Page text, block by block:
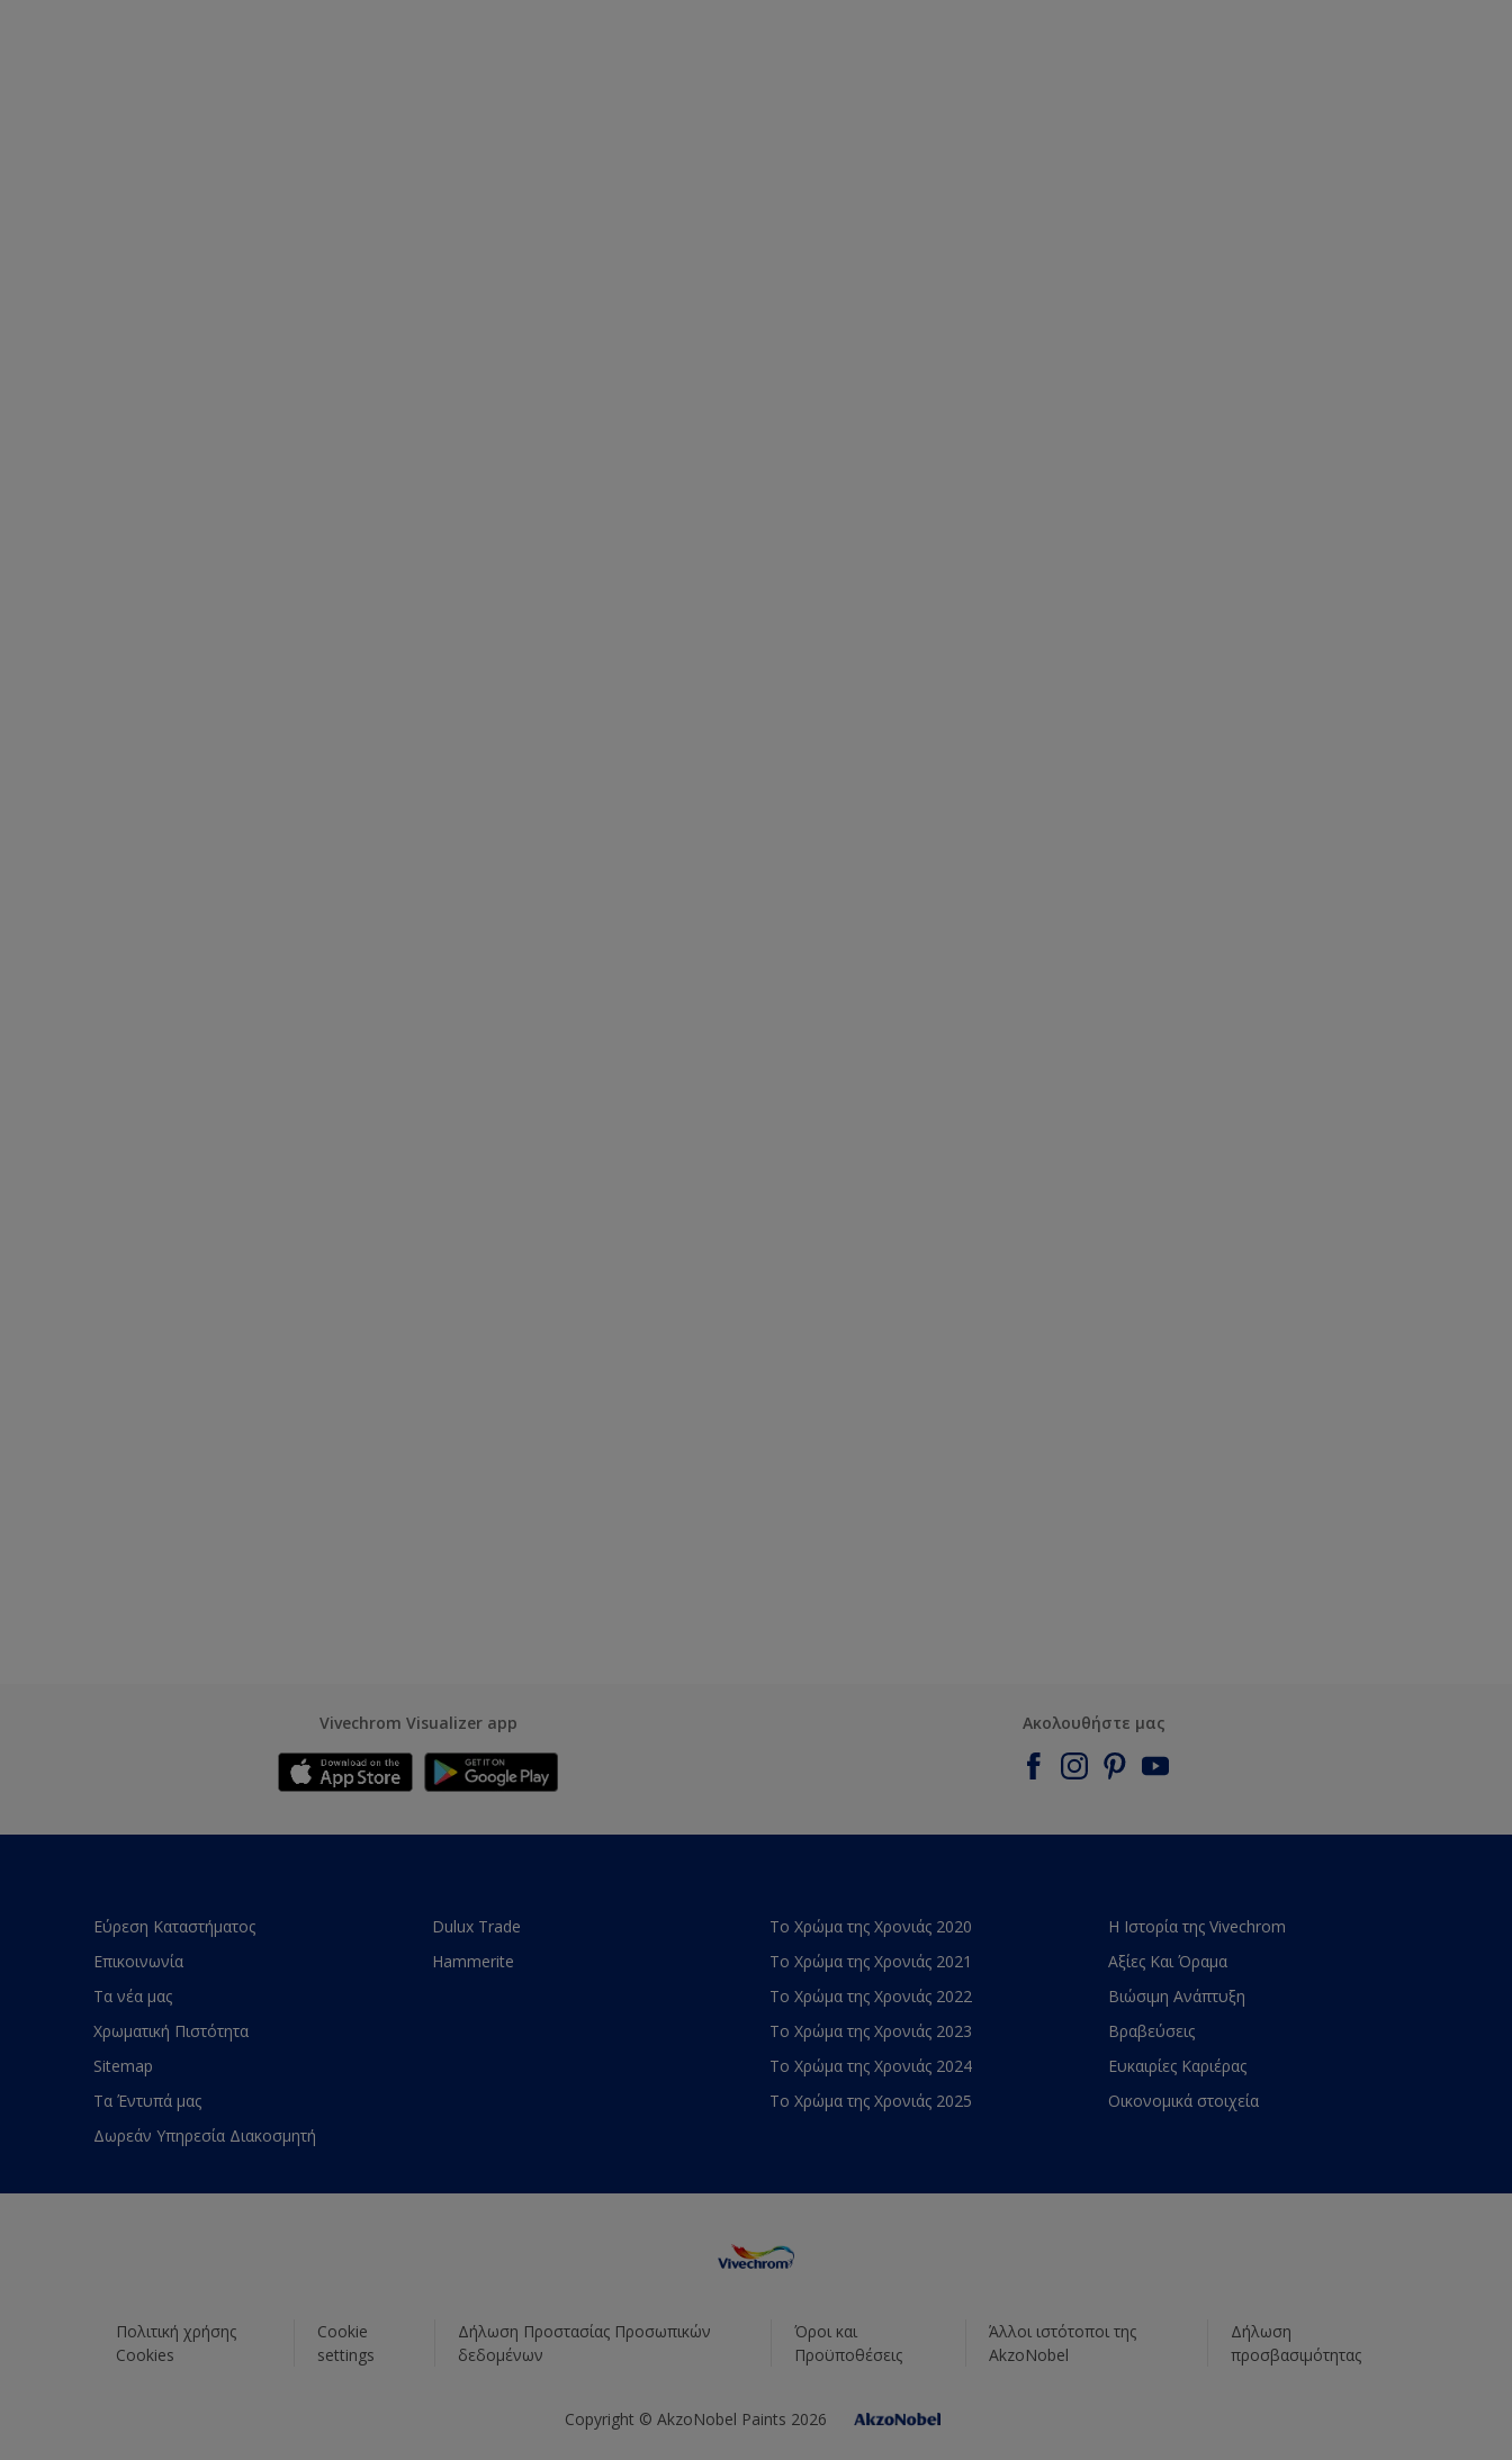
Vivechrom Visualizer app Ακολουθήστε μας
Εύρεση Καταστήματος
Επικοινωνία
Τα νέα μας
Χρωματική Πιστότητα
Sitemap
Τα Έντυπά μας
Δωρεάν Υπηρεσία Διακοσμητή
Dulux Trade
Hammerite
Το Χρώμα της Χρονιάς 2020
Το Χρώμα της Χρονιάς 2021
Το Χρώμα της Χρονιάς 2022
Το Χρώμα της Χρονιάς 2023
Το Χρώμα της Χρονιάς 2024
Το Χρώμα της Χρονιάς 2025
Η Ιστορία της Vivechrom
Αξίες Και Όραμα
Βιώσιμη Ανάπτυξη
Βραβεύσεις
Ευκαιρίες Καριέρας
Οικονομικά στοιχεία
Πολιτική χρήσης
Cookies
Cookie
settings
Δήλωση Προστασίας Προσωπικών
δεδομένων
Όροι και
Προϋποθέσεις
Άλλοι ιστότοποι της
AkzoNobel
Δήλωση
προσβασιμότητας
Copyright © AkzoNobel Paints 2026